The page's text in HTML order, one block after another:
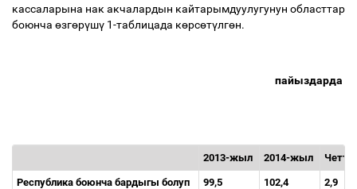
кассаларына нак акчалардын кайтарымдуулугунун областтар
боюнча өзгөрүшү 1-таблицада көрсөтүлгөн.
пайыздарда
2013-жыл 2014-жыл Четт
Республика боюнча бардыгы болуп 99,5 102,4 2,9